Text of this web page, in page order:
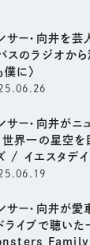
サー・向井を芸
スのラジオか
僕に〉
サー・向井がニ
世界一の星空を
/ イエスタデイ
サー・向井が愛
ライブで聴い
Family